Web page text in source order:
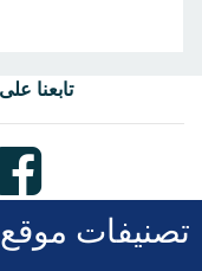
تابعنا
تصنيفات